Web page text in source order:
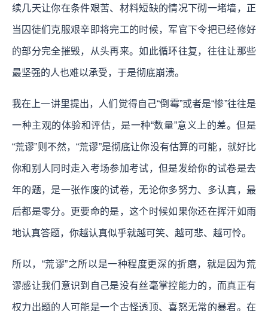
续几天让你在条件艰苦、材料短缺的情况下砌一堵墙，正
当囚徒们克服艰辛即将完工的时候，军官下令把已经修好
的部分完全摧毁，从头再来。如此循环往复，往往让那些
最坚强的人也难以承受，于是彻底崩溃。
我在上一讲里提出，人们觉得自己“倒霉”或者是“惨”往往是
一种主观的体验和评估，是一种“数量”意义上的差。但是
“荒谬”则不然，“荒谬”是彻底让你没有估算的可能，就好比
你和别人同时走入考场参加考试，但是发给你的试卷是去
年的题，是一张作废的试卷，无论你多努力、多认真，最
后都是零分。更要命的是，这个时候如果你还在挥汗如雨
地认真答题，你越认真似乎就越可笑、越可悲、越可怜。
所以，“荒谬”之所以是一种程度更深的折磨，就是因为荒
谬感让我们意识到自己是没有丝毫掌控能力的，而真正有
权力出题的人可能是一个古怪透顶、喜怒无常的暴君。在